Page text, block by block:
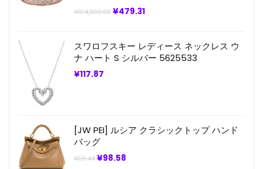
¥104,000.00 元
は
¥104,000.00
で
¥479.31現
格
は
¥479.31
スワロフスキー レディース ネックレス ウ
ナ ハート S シルバー 5625533
¥117.87
[JW PEI] ルシア クラシックトップ ハンド
バッグ
¥131.44 元
¥98.58